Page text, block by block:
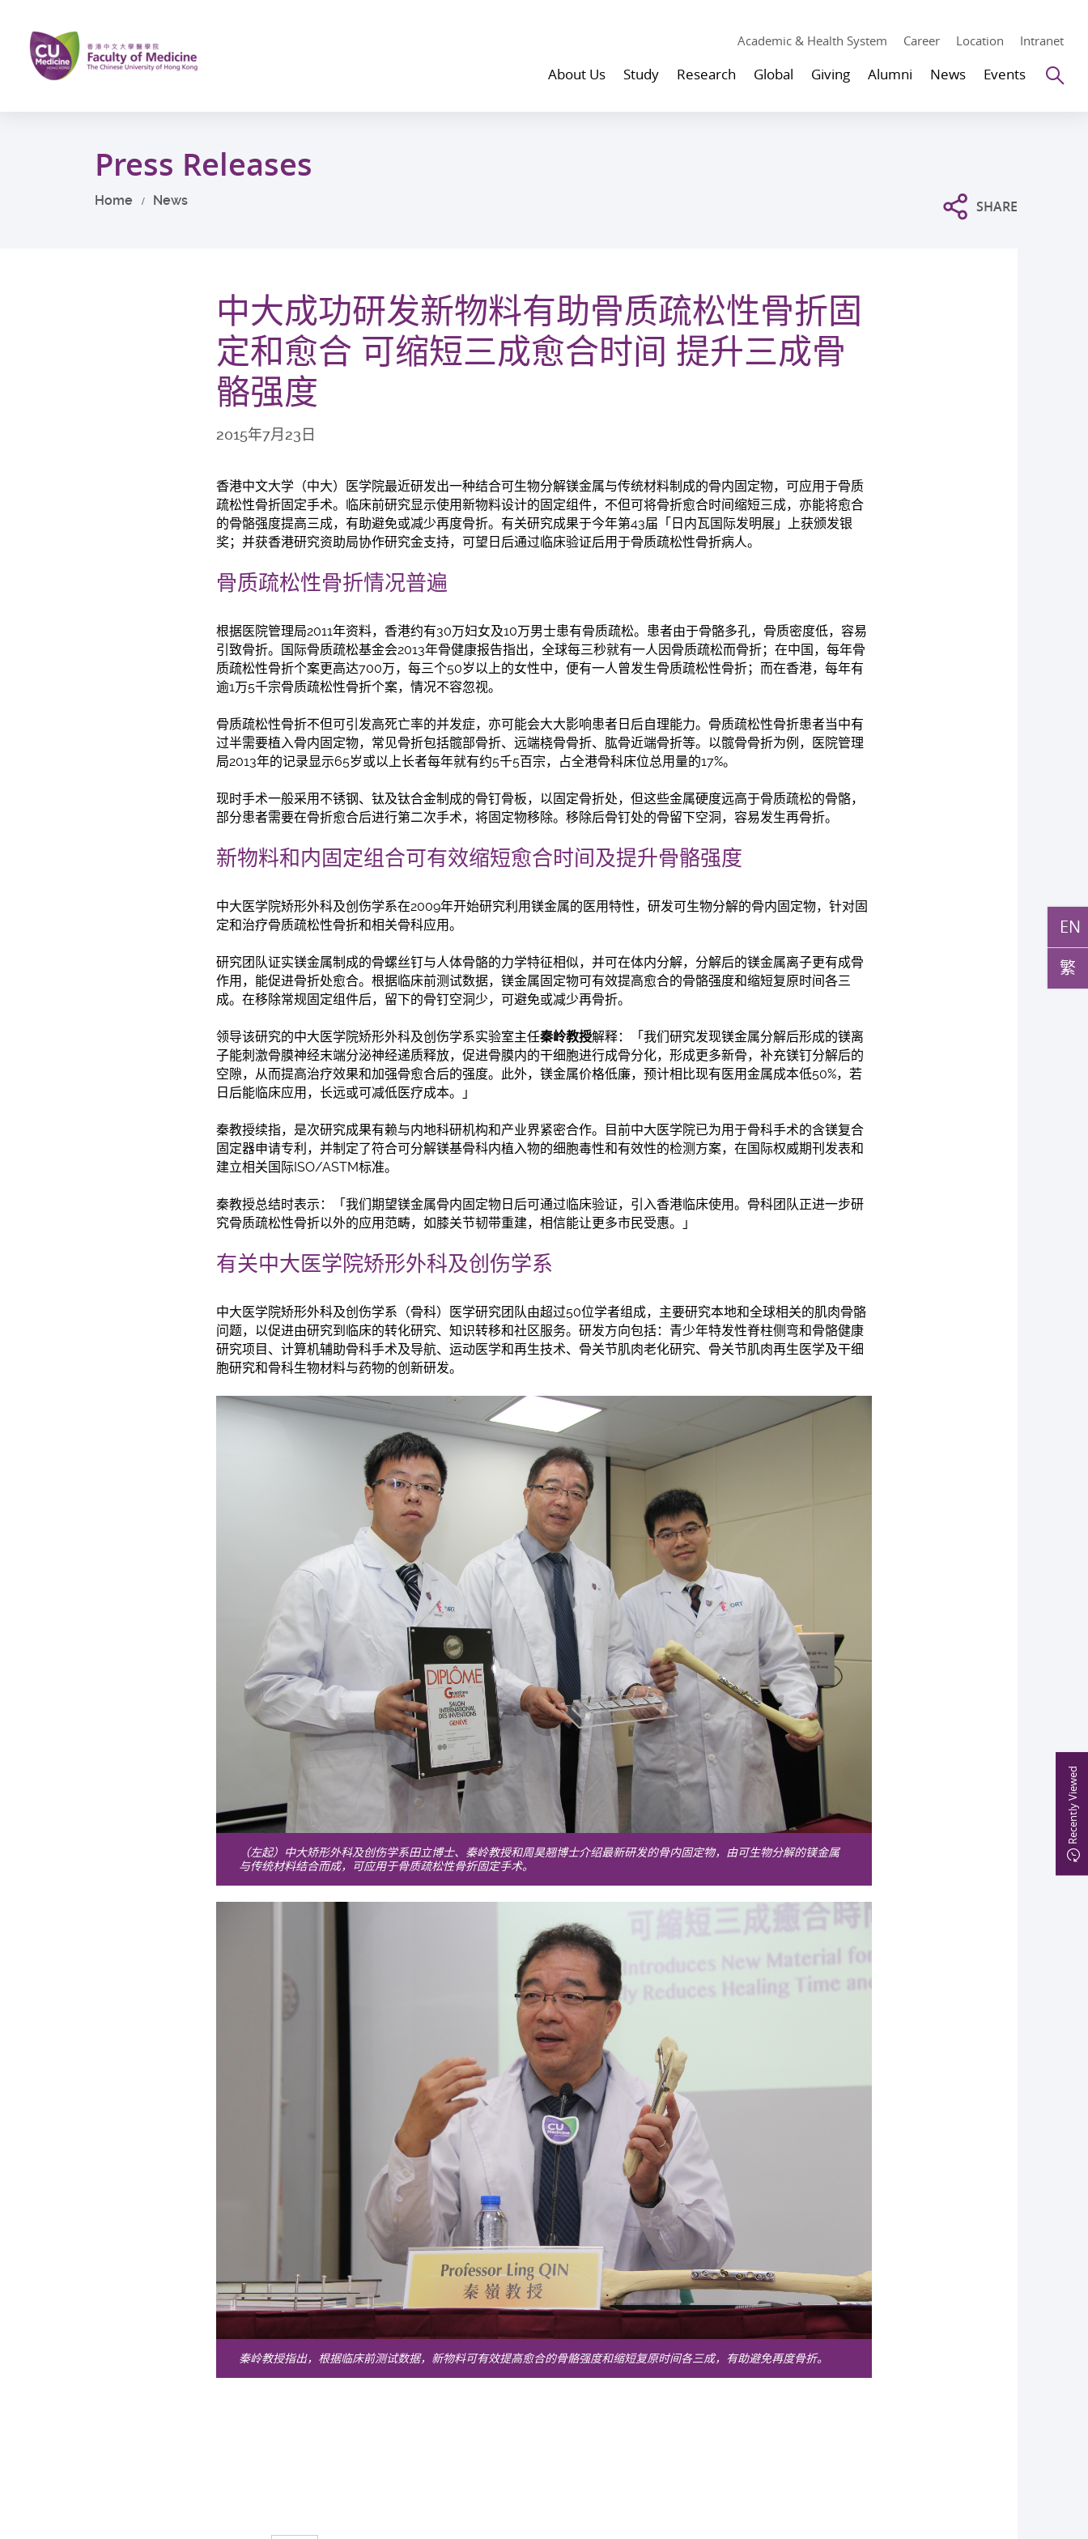
main
content
Academic & Health System Career Location Intranet
About Us Study Research Global Giving Alumni News Events
Recently Viewed
Press Releases
Home News SHARE
EN
繁
中大成功研发新物料有助骨质疏松性骨折固
定和愈合 可缩短三成愈合时间 提升三成骨
骼强度
2015年7月23日
香港中文大学（中大）医学院最近研发出一种结合可生物分解镁金属与传统材料制成的骨内固定物，可应用于骨质
疏松性骨折固定手术。临床前研究显示使用新物料设计的固定组件，不但可将骨折愈合时间缩短三成，亦能将愈合
的骨骼强度提高三成，有助避免或减少再度骨折。有关研究成果于今年第43届「日内瓦国际发明展」上获颁发银
奖；并获香港研究资助局协作研究金支持，可望日后通过临床验证后用于骨质疏松性骨折病人。
骨质疏松性骨折情况普遍
根据医院管理局2011年资料，香港约有30万妇女及10万男士患有骨质疏松。患者由于骨骼多孔，骨质密度低，容易
引致骨折。国际骨质疏松基金会2013年骨健康报告指出，全球每三秒就有一人因骨质疏松而骨折；在中国，每年骨
质疏松性骨折个案更高达700万，每三个50岁以上的女性中，便有一人曾发生骨质疏松性骨折；而在香港，每年有
逾1万5千宗骨质疏松性骨折个案，情况不容忽视。
骨质疏松性骨折不但可引发高死亡率的并发症，亦可能会大大影响患者日后自理能力。骨质疏松性骨折患者当中有
过半需要植入骨内固定物，常见骨折包括髋部骨折、远端桡骨骨折、肱骨近端骨折等。以髋骨骨折为例，医院管理
局2013年的记录显示65岁或以上长者每年就有约5千5百宗，占全港骨科床位总用量的17%。
现时手术一般采用不锈钢、钛及钛合金制成的骨钉骨板，以固定骨折处，但这些金属硬度远高于骨质疏松的骨骼，
部分患者需要在骨折愈合后进行第二次手术，将固定物移除。移除后骨钉处的骨留下空洞，容易发生再骨折。
新物料和内固定组合可有效缩短愈合时间及提升骨骼强度
中大医学院矫形外科及创伤学系在2009年开始研究利用镁金属的医用特性，研发可生物分解的骨内固定物，针对固
定和治疗骨质疏松性骨折和相关骨科应用。
研究团队证实镁金属制成的骨螺丝钉与人体骨骼的力学特征相似，并可在体内分解，分解后的镁金属离子更有成骨
作用，能促进骨折处愈合。根据临床前测试数据，镁金属固定物可有效提高愈合的骨骼强度和缩短复原时间各三
成。在移除常规固定组件后，留下的骨钉空洞少，可避免或减少再骨折。
领导该研究的中大医学院矫形外科及创伤学系实验室主任秦岭教授解释：「我们研究发现镁金属分解后形成的镁离
子能刺激骨膜神经末端分泌神经递质释放，促进骨膜内的干细胞进行成骨分化，形成更多新骨，补充镁钉分解后的
空隙，从而提高治疗效果和加强骨愈合后的强度。此外，镁金属价格低廉，预计相比现有医用金属成本低50%，若
日后能临床应用，长远或可减低医疗成本。」
秦教授续指，是次研究成果有赖与内地科研机构和产业界紧密合作。目前中大医学院已为用于骨科手术的含镁复合
固定器申请专利，并制定了符合可分解镁基骨科内植入物的细胞毒性和有效性的检测方案，在国际权威期刊发表和
建立相关国际ISO/ASTM标准。
秦教授总结时表示：「我们期望镁金属骨内固定物日后可通过临床验证，引入香港临床使用。骨科团队正进一步研
究骨质疏松性骨折以外的应用范畴，如膝关节韧带重建，相信能让更多市民受惠。」
有关中大医学院矫形外科及创伤学系
中大医学院矫形外科及创伤学系（骨科）医学研究团队由超过50位学者组成，主要研究本地和全球相关的肌肉骨骼
问题，以促进由研究到临床的转化研究、知识转移和社区服务。研发方向包括：青少年特发性脊柱侧弯和骨骼健康
研究项目、计算机辅助骨科手术及导航、运动医学和再生技术、骨关节肌肉老化研究、骨关节肌肉再生医学及干细
胞研究和骨科生物材料与药物的创新研发。
（左起）中大矫形外科及创伤学系田立博士、秦岭教授和周昊翘博士介绍最新研发的骨内固定物，由可生物分解的镁金属
与传统材料结合而成，可应用于骨质疏松性骨折固定手术。
秦岭教授指出，根据临床前测试数据，新物料可有效提高愈合的骨骼强度和缩短复原时间各三成，有助避免再度骨折。